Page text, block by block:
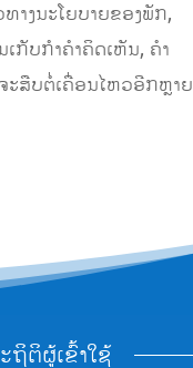
າງນະໂຍບາຍຂອງພັກ,
ກັບກໍາຄໍາຄິດເຫັນ, ຄໍາ
ະສືບຕໍ່ເຄື່ອນໄຫວອີກຫຼາຍ
ຖິຕິຜູ້ເຂົ້າໃຊ້